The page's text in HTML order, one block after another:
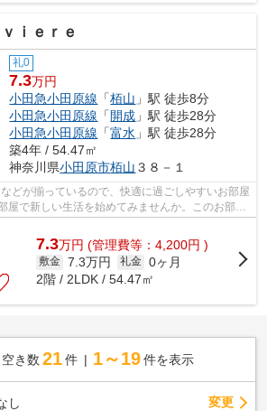
ｉｅｒｅ
礼0
7.3万円
小田急小田原線 「栢山 」駅 徒歩8分
小田急小田原線 「開成 」駅 徒歩28分
小田急小田原線 「富水 」駅 徒歩28分
築4年 / 54.47㎡
神奈川県小田原市栢山 ３８－１
どが揃っているので、快適に過ごしやすいお部屋
屋で新しい生活を始めてみませんか。このお部屋
が付いてい...
7.3万円 (管理費等：4,200円 )
敷金 7.3万円 礼金 0ヶ月
2階 / 2LDK / 54.47㎡
空き数 21 件 1～19 件を表示
し 変更